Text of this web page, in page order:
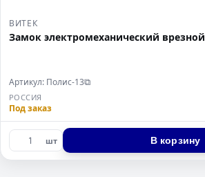
ВИТЕК
Замок электромеханический врезной
Артикул: Полис-13⧉
РОССИЯ
Под заказ
шт В корзину